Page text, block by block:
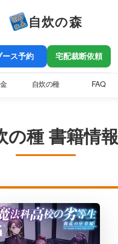
自炊の森
ース予約 宅配裁断依頼
自炊の種 FAQ
の種 書籍情報